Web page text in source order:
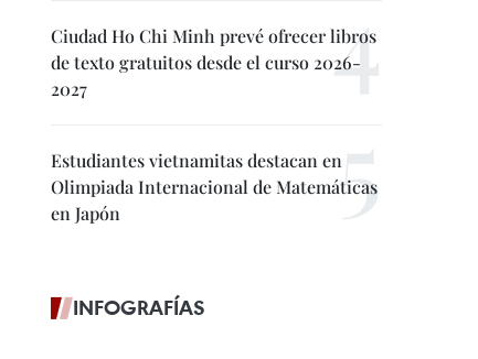
Ciudad Ho Chi Minh prevé ofrecer libros
de texto gratuitos desde el curso 2026-
2027
Estudiantes vietnamitas destacan en
Olimpiada Internacional de Matemáticas
en Japón
INFOGRAFÍAS